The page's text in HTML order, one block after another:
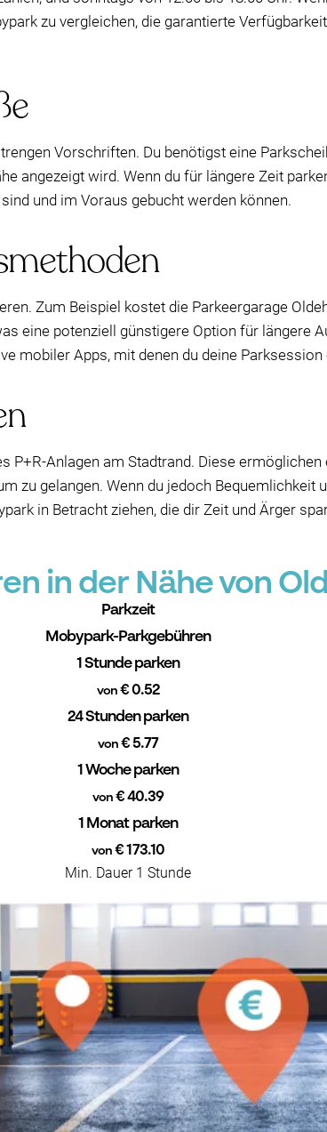
zu vergleichen, die garantierte
Vorschriften. Du benötigst eine
angezeigt wird. Wenn du für längere Zeit
und im Voraus gebucht werden können.
Zum Beispiel kostet die Parkeergarage
eine potenziell günstigere Option für längere
mobiler Apps, mit denen du deine
P+R-Anlagen am Stadtrand. Diese
zu gelangen. Wenn du jedoch Bequemlichkeit
in Betracht ziehen, die dir Zeit und Ärger
in der Nähe von
Parkzeit
Mobypark-Parkgebühren
1 Stunde parken
von€ 0.52
24 Stunden parken
von€ 5.77
1 Woche parken
von€ 40.39
1 Monat parken
von € 173.10
Min. Dauer 1 Stunde